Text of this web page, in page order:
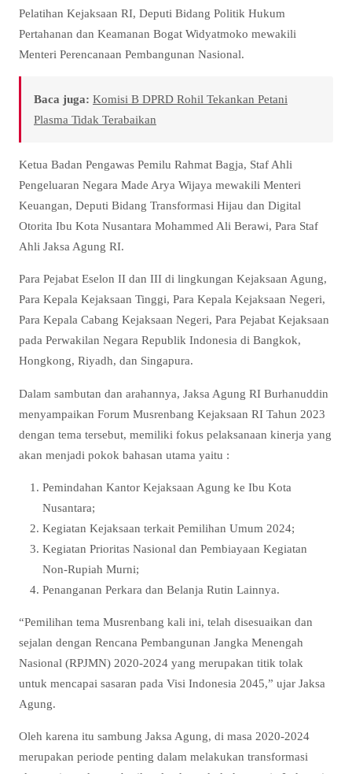
Pelatihan Kejaksaan RI, Deputi Bidang Politik Hukum
Pertahanan dan Keamanan Bogat Widyatmoko mewakili
Menteri Perencanaan Pembangunan Nasional.
Baca juga: Komisi B DPRD Rohil Tekankan Petani
Plasma Tidak Terabaikan
Ketua Badan Pengawas Pemilu Rahmat Bagja, Staf Ahli
Pengeluaran Negara Made Arya Wijaya mewakili Menteri
Keuangan, Deputi Bidang Transformasi Hijau dan Digital
Otorita Ibu Kota Nusantara Mohammed Ali Berawi, Para Staf
Ahli Jaksa Agung RI.
Para Pejabat Eselon II dan III di lingkungan Kejaksaan Agung,
Para Kepala Kejaksaan Tinggi, Para Kepala Kejaksaan Negeri,
Para Kepala Cabang Kejaksaan Negeri, Para Pejabat Kejaksaan
pada Perwakilan Negara Republik Indonesia di Bangkok,
Hongkong, Riyadh, dan Singapura.
Dalam sambutan dan arahannya, Jaksa Agung RI Burhanuddin
menyampaikan Forum Musrenbang Kejaksaan RI Tahun 2023
dengan tema tersebut, memiliki fokus pelaksanaan kinerja yang
akan menjadi pokok bahasan utama yaitu :
Pemindahan Kantor Kejaksaan Agung ke Ibu Kota
Nusantara;
Kegiatan Kejaksaan terkait Pemilihan Umum 2024;
Kegiatan Prioritas Nasional dan Pembiayaan Kegiatan
Non-Rupiah Murni;
Penanganan Perkara dan Belanja Rutin Lainnya.
“Pemilihan tema Musrenbang kali ini, telah disesuaikan dan
sejalan dengan Rencana Pembangunan Jangka Menengah
Nasional (RPJMN) 2020-2024 yang merupakan titik tolak
untuk mencapai sasaran pada Visi Indonesia 2045,” ujar Jaksa
Agung.
Oleh karena itu sambung Jaksa Agung, di masa 2020-2024
merupakan periode penting dalam melakukan transformasi